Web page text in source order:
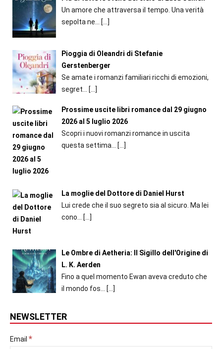
Un amore che attraversa il tempo. Una verità
sepolta ne...
[…]
Pioggia di Oleandri di Stefanie
Gerstenberger
Se amate i romanzi familiari ricchi di emozioni,
segret... […]
Prossime uscite libri romance dal 29 giugno
2026 al 5 luglio 2026
Scopri i nuovi romanzi romance in uscita
questa settima...
[…]
La moglie del Dottore di Daniel Hurst
Lui crede che il suo segreto sia al sicuro. Ma lei
cono...
[…]
Le Ombre di Aetheria: Il Sigillo dell'Origine di
L. K. Aerden
Fino a quel momento Ewan aveva creduto che
il mondo fos... […]
NEWSLETTER
Email *